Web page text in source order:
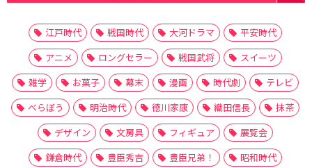
江戸時代 戦国時代 大河ドラマ
平安時代
アニメ
ロングセラー 戦国武将
スイーツ
雑学
お菓子 幕末 漫画 時代劇
テレビ
べらぼう
明治時代 徳川家康 織田信長
抹茶
デザイン
文房具 フィギュア
展覧会
鎌倉時代
豊臣秀吉 豊臣兄弟！
昭和時代